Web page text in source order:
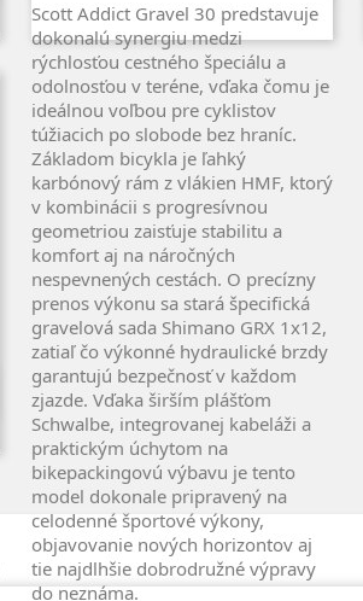
Scott Addict Gravel 30 predstavuje
dokonalú synergiu medzi
rýchlosťou cestného špeciálu a
odolnosťou v teréne, vďaka čomu je
ideálnou voľbou pre cyklistov
túžiacich po slobode bez hraníc.
Základom bicykla je ľahký
karbónový rám z vlákien HMF, ktorý
v kombinácii s progresívnou
geometriou zaisťuje stabilitu a
komfort aj na náročných
nespevnených cestách. O precízny
prenos výkonu sa stará špecifická
gravelová sada Shimano GRX 1x12,
zatiaľ čo výkonné hydraulické brzdy
garantujú bezpečnosť v každom
zjazde. Vďaka širším plášťom
Schwalbe, integrovanej kabeláži a
praktickým úchytom na
bikepackingovú výbavu je tento
model dokonale pripravený na
celodenné športové výkony,
objavovanie nových horizontov aj
tie najdlhšie dobrodružné výpravy
do neznáma.